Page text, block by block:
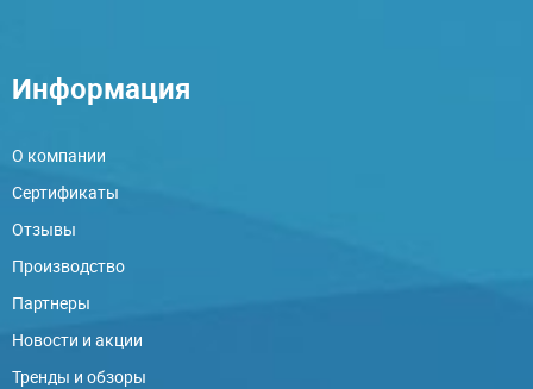
Информация
О компании
Сертификаты
Отзывы
Производство
Партнеры
Новости и акции
Тренды и обзоры